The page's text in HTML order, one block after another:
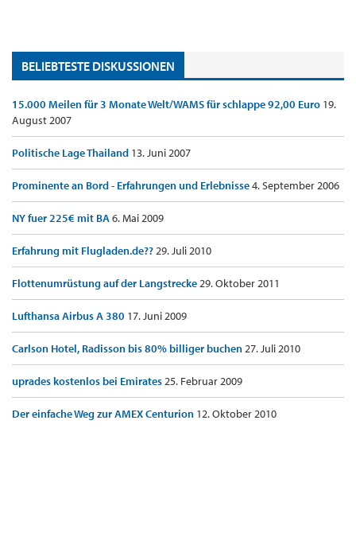
BELIEBTESTE DISKUSSIONEN
15.000 Meilen für 3 Monate Welt/WAMS für schlappe 92,00 Euro 19.
August 2007
Politische Lage Thailand 13. Juni 2007
Prominente an Bord - Erfahrungen und Erlebnisse4. September 2006
NY fuer 225€ mit BA6. Mai 2009
Erfahrung mit Flugladen.de??29. Juli 2010
Flottenumrüstung auf der Langstrecke29. Oktober 2011
Lufthansa Airbus A 380 17. Juni 2009
Carlson Hotel, Radisson bis 80% billiger buchen27. Juli 2010
uprades kostenlos bei Emirates25. Februar 2009
Der einfache Weg zur AMEX Centurion 12. Oktober 2010